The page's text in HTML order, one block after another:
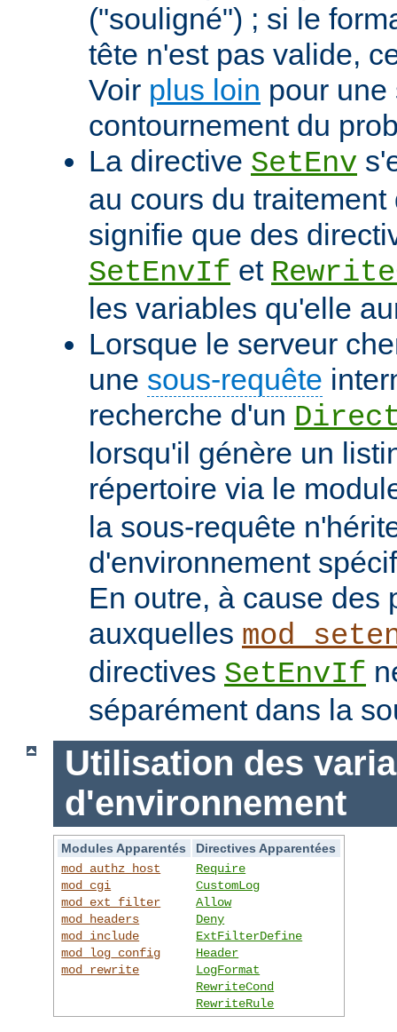
("souligné") ; si le
tête n'est pas valide,
Voir plus loin pour
contournement du
La directive SetEnv
au cours du
signifie que des
SetEnvIf et
les variables qu'elle
Lorsque le serveur
une sous-requête
recherche d'un
lorsqu'il génère un
répertoire via le
la sous-requête
d'environnement
En outre, à cause des
auxquelles
directives SetEnvIf
séparément dans la
Utilisation des
d'environnement
Modules Apparentés
Directives Apparentées
mod_authz_host
mod_cgi
mod_ext_filter
mod_headers
mod_include
mod_log_config
mod_rewrite
Require
CustomLog
Allow
Deny
ExtFilterDefine
Header
LogFormat
RewriteCond
RewriteRule